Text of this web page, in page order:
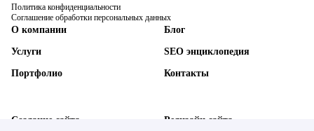
Политика конфиденциальности
Соглашение обработки персональных данных
О компании
Услуги
Портфолио
Блог
SEO энциклопедия
Контакты
Создание сайта Редизайн сайта